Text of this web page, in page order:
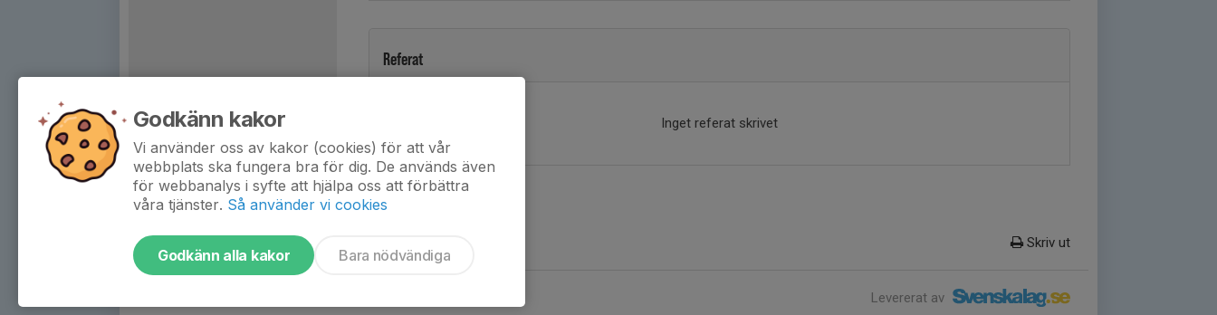
Referat
Inget referat skrivet
Skriv ut
Levererat av
Godkänn kakor
Vi använder oss av kakor (cookies) för att vår
webbplats ska fungera bra för dig. De används även
för webbanalys i syfte att hjälpa oss att förbättra
våra tjänster. Så använder vi cookies
Godkänn alla kakor Bara nödvändiga